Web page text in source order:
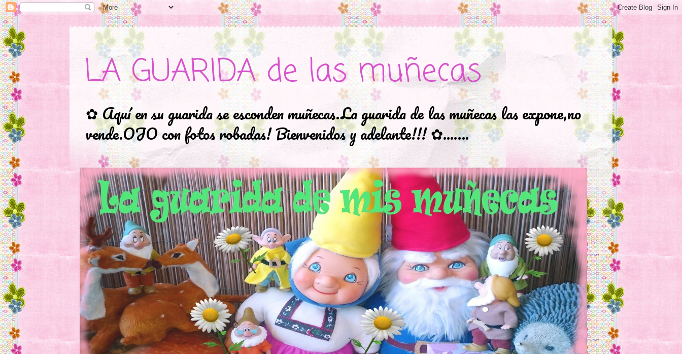
LA GUARIDA de las muñecas
✿ Aquí en su guarida se esconden muñecas.La guarida de las muñecas las expone,no
vende.OJO con fotos robadas! Bienvenidos y adelante!!! ✿...….